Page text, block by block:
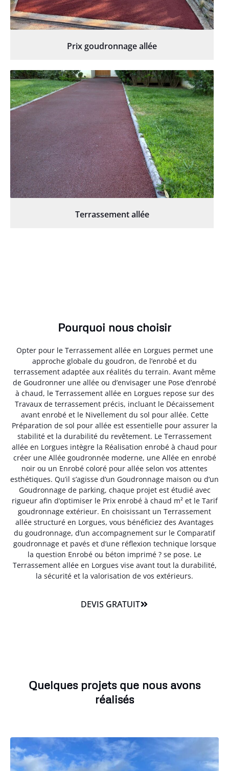
Prix goudronnage allée
Terrassement allée
Pourquoi nous choisir
Opter pour le Terrassement allée en Lorgues permet une
approche globale du goudron, de l’enrobé et du
terrassement adaptée aux réalités du terrain. Avant même
de Goudronner une allée ou d’envisager une Pose d’enrobé
à chaud, le Terrassement allée en Lorgues repose sur des
Travaux de terrassement précis, incluant le Décaissement
avant enrobé et le Nivellement du sol pour allée. Cette
Préparation de sol pour allée est essentielle pour assurer la
stabilité et la durabilité du revêtement. Le Terrassement
allée en Lorgues intègre la Réalisation enrobé à chaud pour
créer une Allée goudronnée moderne, une Allée en enrobé
noir ou un Enrobé coloré pour allée selon vos attentes
esthétiques. Qu’il s’agisse d’un Goudronnage maison ou d’un
Goudronnage de parking, chaque projet est étudié avec
rigueur afin d’optimiser le Prix enrobé à chaud m² et le Tarif
goudronnage extérieur. En choisissant un Terrassement
allée structuré en Lorgues, vous bénéficiez des Avantages
du goudronnage, d’un accompagnement sur le Comparatif
goudronnage et pavés et d’une réflexion technique lorsque
la question Enrobé ou béton imprimé ? se pose. Le
Terrassement allée en Lorgues vise avant tout la durabilité,
la sécurité et la valorisation de vos extérieurs.
DEVIS GRATUIT
Quelques projets que nous avons
réalisés